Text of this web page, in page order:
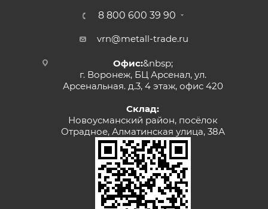
8 800 600 39 90
vrn@metall-trade.ru
Офис:&nbsp;
г. Воронеж, БЦ Арсенал, ул.
Арсенальная. д.3, 4 этаж, офис 420
Склад:
Новоусманский район, посёлок
Отрадное, Алматинская улица, 38А